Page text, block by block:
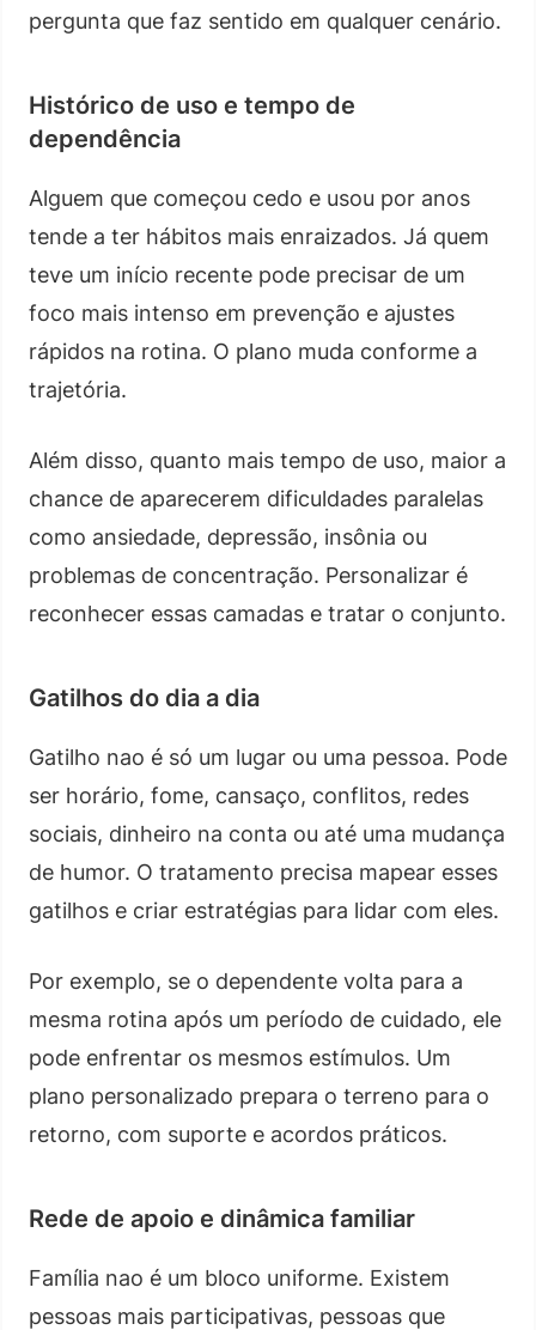
pergunta que faz sentido em qualquer cenário.
Histórico de uso e tempo de
dependência
Alguem que começou cedo e usou por anos
tende a ter hábitos mais enraizados. Já quem
teve um início recente pode precisar de um
foco mais intenso em prevenção e ajustes
rápidos na rotina. O plano muda conforme a
trajetória.
Além disso, quanto mais tempo de uso, maior a
chance de aparecerem dificuldades paralelas
como ansiedade, depressão, insônia ou
problemas de concentração. Personalizar é
reconhecer essas camadas e tratar o conjunto.
Gatilhos do dia a dia
Gatilho nao é só um lugar ou uma pessoa. Pode
ser horário, fome, cansaço, conflitos, redes
sociais, dinheiro na conta ou até uma mudança
de humor. O tratamento precisa mapear esses
gatilhos e criar estratégias para lidar com eles.
Por exemplo, se o dependente volta para a
mesma rotina após um período de cuidado, ele
pode enfrentar os mesmos estímulos. Um
plano personalizado prepara o terreno para o
retorno, com suporte e acordos práticos.
Rede de apoio e dinâmica familiar
Família nao é um bloco uniforme. Existem
pessoas mais participativas, pessoas que